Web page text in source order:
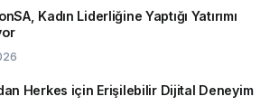
Kadın Liderliğine Yaptığı Yatırımı
Herkes için Erişilebilir Dijital Deneyim